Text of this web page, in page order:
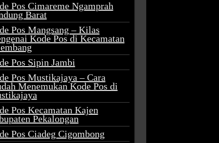
Pos Cimareme Ngamprah
Barat
Pos Mangsang – Kilas
Kode Pos di Kecamatan
Pos Sipin Jambi
Pos Mustikajaya – Cara
Menemukan Kode Pos di
Pos Kecamatan Kajen
Pekalongan
Pos Ciadeg Cigombong